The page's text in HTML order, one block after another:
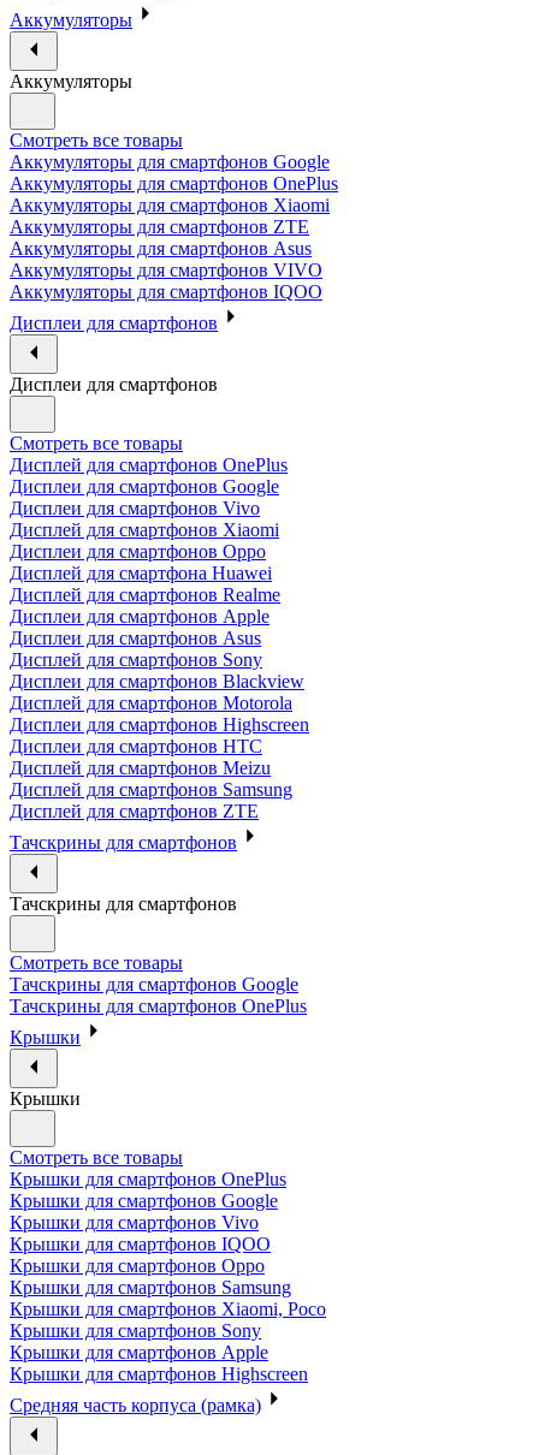
Аккумуляторы
Аккумуляторы
Смотреть все товары
Аккумуляторы для смартфонов Google
Аккумуляторы для смартфонов OnePlus
Аккумуляторы для смартфонов Xiaomi
Аккумуляторы для смартфонов ZTE
Аккумуляторы для cмартфонов Asus
Аккумуляторы для смартфонов VIVO
Аккумуляторы для смартфонов IQOO
Дисплеи для смартфонов
Дисплеи для смартфонов
Смотреть все товары
Дисплей для смартфонов OnePlus
Дисплеи для смартфонов Google
Дисплеи для смартфонов Vivo
Дисплей для смартфонов Xiaomi
Дисплеи для смартфонов Oppo
Дисплей для смартфона Huawei
Дисплей для смартфонов Realme
Дисплеи для смартфонов Apple
Дисплеи для смартфонов Asus
Дисплей для смартфонов Sony
Дисплеи для смартфонов Blackview
Дисплей для смартфонов Motorola
Дисплеи для смартфонов Highscreen
Дисплеи для смартфонов HTC
Дисплей для смартфонов Meizu
Дисплей для смартфонов Samsung
Дисплей для смартфонов ZTE
Тачскрины для смартфонов
Тачскрины для смартфонов
Смотреть все товары
Тачскрины для смартфонов Google
Тачскрины для смартфонов OnePlus
Крышки
Крышки
Смотреть все товары
Крышки для смартфонов OnePlus
Крышки для смартфонов Google
Крышки для смартфонов Vivo
Крышки для смартфонов IQOO
Крышки для смартфонов Oppo
Крышки для смартфонов Samsung
Крышки для смартфонов Xiaomi, Poco
Крышки для смартфонов Sony
Крышки для смартфонов Apple
Крышки для смартфонов Highscreen
Средняя часть корпуса (рамка)